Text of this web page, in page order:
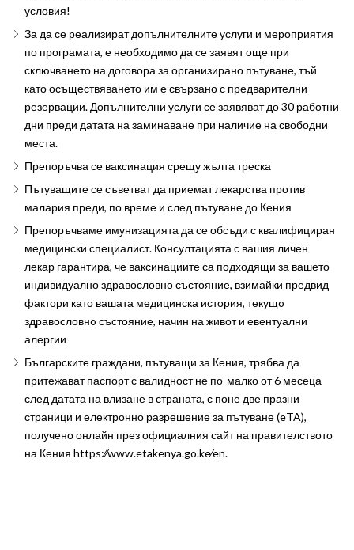
условия!
За да се реализират допълнителните услуги и мероприятия
по програмата, е необходимо да се заявят още при
сключването на договора за организирано пътуване, тъй
като осъществяването им е свързано с предварителни
резервации. Допълнителни услуги се заявяват до 30 работни
дни преди датата на заминаване при наличие на свободни
места.
Препоръчва се ваксинация срещу жълта треска
Пътуващите се съветват да приемат лекарства против
малария преди, по време и след пътуване до Кения
Препоръчваме имунизацията да се обсъди с квалифициран
медицински специалист. Консултацията с вашия личен
лекар гарантира, че ваксинациите са подходящи за вашето
индивидуално здравословно състояние, взимайки предвид
фактори като вашата медицинска история, текущo
здравословнo състояние, начин на живот и евентуални
алергии
Българските граждани, пътуващи за Кения, трябва да
притежават паспорт с валидност не по-малко от 6 месеца
след датата на влизане в страната, с поне две празни
страници и електронно разрешение за пътуване (eTA),
получено онлайн през официалния сайт на правителството
на Кения https:∕∕www.etakenya.go.ke∕en.